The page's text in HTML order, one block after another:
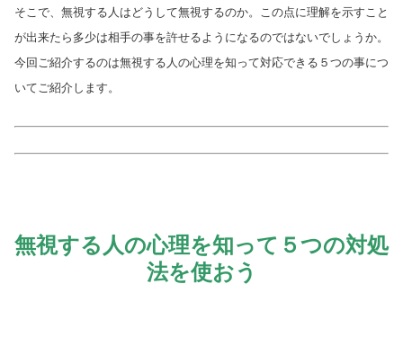
そこで、無視する人はどうして無視するのか。この点に理解を示すこと
が出来たら多少は相手の事を許せるようになるのではないでしょうか。
今回ご紹介するのは無視する人の心理を知って対応できる５つの事につ
いてご紹介します。
無視する人の心理を知って５つの対処
法を使おう